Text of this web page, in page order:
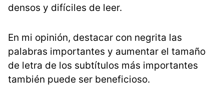
densos y difíciles de leer.
En mi opinión, destacar con negrita las
palabras importantes y aumentar el tamaño
de letra de los subtítulos más importantes
también puede ser beneficioso.